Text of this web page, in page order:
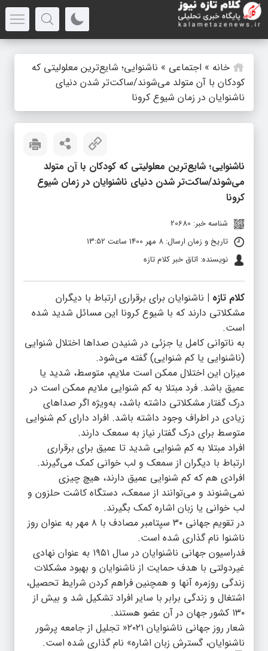
خانه » اجتماعی » ناشنوایی؛ شایع‌ترین معلولیتی که
کودکان با آن متولد می‌شوند/ساکت‌تر شدن دنیای
ناشنوایان در زمان شیوع کرونا
ناشنوایی؛ شایع‌ترین معلولیتی که کودکان با آن متولد
می‌شوند/ساکت‌تر شدن دنیای ناشنوایان در زمان شیوع
کرونا
شناسه خبر: 20680
تاریخ و زمان ارسال: 8 مهر 1400 ساعت 13:52
نویسنده: اتاق خبر کلام تازه
کلام تازه | ناشنوایان برای برقراری ارتباط با دیگران
مشکلاتی دارند که با شیوع کرونا این مسائل شدید شده
است.
به ناتوانی کامل یا جزئی در شنیدن صداها اختلال شنوایی
(ناشنوایی یا کم شنوایی) گفته می‌شود.
میزان این اختلال ممکن است ملایم، متوسط، شدید یا
عمیق باشد. فرد مبتلا به کم شنوایی ملایم ممکن است در
درک گفتار مشکلاتی داشته باشد، به‌ویژه اگر صداهای
زیادی در اطراف وجود داشته باشد. افراد دارای کم شنوایی
متوسط برای درک گفتار نیاز به سمعک دارند.
افراد مبتلا به کم شنوایی شدید تا عمیق برای برقراری
ارتباط با دیگران از سمعک و لب خوانی کمک می‌گیرند.
افرادی هم که کم شنوایی عمیق دارند، هیچ چیزی
نمی‌شنوند و می‌توانند از سمعک، دستگاه کاشت حلزون و
لب خوانی یا زبان اشاره کمک بگیرند.
در تقویم جهانی ۳۰ سپتامبر مصادف با ۸ مهر به عنوان روز
ناشنوا نام گذاری شده است.
فدراسیون جهانی ناشنوایان در سال ۱۹۵۱ به عنوان نهادی
غیردولتی با هدف حمایت از ناشنوایان و بهبود مشکلات
زندگی روزمره آنها و همچنین فراهم کردن شرایط تحصیل،
اشتغال و زندگی برابر با سایر افراد تشکیل شد و بیش از
۱۳۰ کشور جهان در آن عضو هستند.
شعار روز جهانی ناشنوایان ۲۰۲۱« تجلیل از جامعه پرشور
ناشنوایان، گسترش زبان اشاره» نام گذاری شده است.